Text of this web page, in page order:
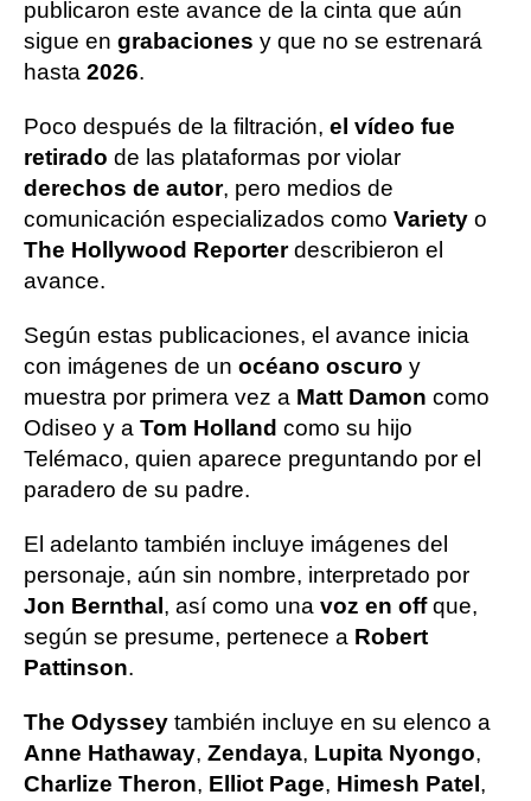
publicaron este avance de la cinta que aún
sigue en grabaciones y que no se estrenará
hasta 2026.
Poco después de la filtración, el vídeo fue
retirado de las plataformas por violar
derechos de autor, pero medios de
comunicación especializados como Variety o
The Hollywood Reporterdescribieron el
avance.
Según estas publicaciones, el avance inicia
con imágenes de un océano oscuro y
muestra por primera vez a Matt Damon como
Odiseo y a Tom Holland como su hijo
Telémaco, quien aparece preguntando por el
paradero de su padre.
El adelanto también incluye imágenes del
personaje, aún sin nombre, interpretado por
Jon Bernthal , así como una voz en offque,
según se presume, pertenece a Robert
Pattinson.
The Odyssey también incluye en su elenco a
Anne Hathaway, Zendaya, Lupita Nyongo,
Charlize Theron, Elliot Page, Himesh Patel ,